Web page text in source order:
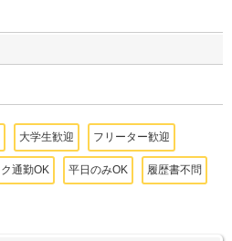
大学生歓迎 フリーター歓迎
通勤OK 平日のみOK 履歴書不問